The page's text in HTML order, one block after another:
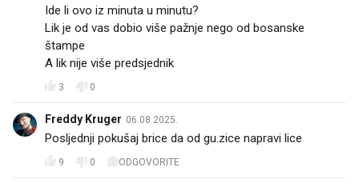
Ide li ovo iz minuta u minutu?
Lik je od vas dobio više pažnje nego od bosanske
štampe
A lik nije više predsjednik
3 0
Freddy Kruger 06.08.2025.
Posljednji pokušaj brice da od gu.zice napravi lice😂😂
9 0 ODGOVORITE